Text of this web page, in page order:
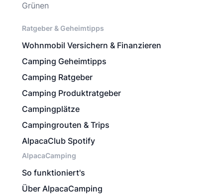
Grünen
Ratgeber & Geheimtipps
Wohnmobil Versichern & Finanzieren
Camping Geheimtipps
Camping Ratgeber
Camping Produktratgeber
Campingplätze
Campingrouten & Trips
AlpacaClub Spotify
AlpacaCamping
So funktioniert's
Über AlpacaCamping